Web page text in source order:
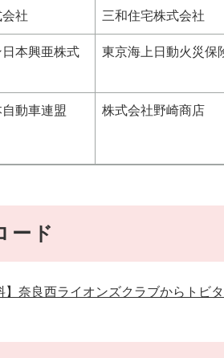
社 三和住宅株式会社
本興亜株式
東京海上日動火災保
動車連盟 株式会社野崎商店
ード
】奈良西ライオンズクラブからトビ